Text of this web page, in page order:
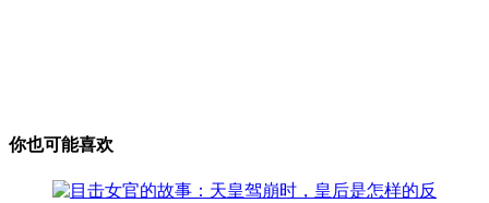
你也可能喜欢